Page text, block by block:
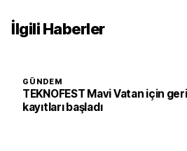
İlgili Haberler
GÜNDEM
TEKNOFEST Mavi Vatan için
kayıtları başladı